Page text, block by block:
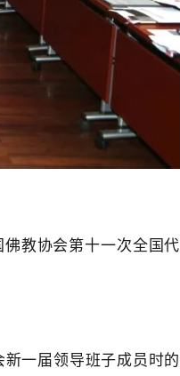
教协会第十一次全国代
一届领导班子成员时的